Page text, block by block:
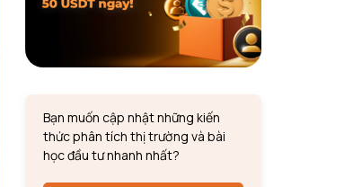
Bạn muốn cập nhật những kiến
thức phân tích thị trường và bài
học đầu tư nhanh nhất?